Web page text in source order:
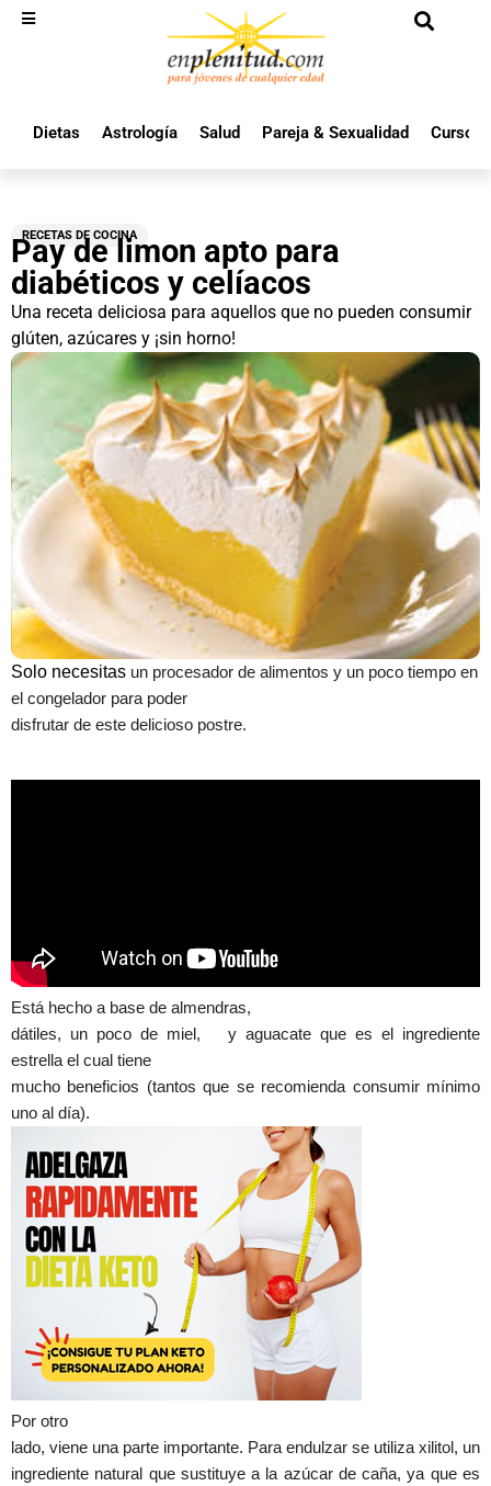
Dietas Astrología Salud Pareja & Sexualidad Cursos
RECETAS DE COCINA
Pay de limon apto para
diabéticos y celíacos
Una receta deliciosa para aquellos que no pueden consumir
glúten, azúcares y ¡sin horno!
Solo necesitas un procesador de alimentos y un poco tiempo en
el congelador para poder
disfrutar de este delicioso postre.
Está hecho a base de almendras,
dátiles, un poco de miel, y aguacate que es el ingrediente
estrella el cual tiene
mucho beneficios (tantos que se recomienda consumir mínimo
uno al día).
Por otro
lado, viene una parte importante. Para endulzar se utiliza xilitol, un
ingrediente natural que sustituye a la azúcar de caña, ya que es